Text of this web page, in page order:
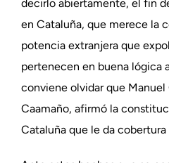
decirlo abiertamente, el fin
en Cataluña, que merece la
potencia extranjera que
pertenecen en buena lógica
conviene olvidar que Manuel
Caamaño, afirmó la
Cataluña que le da